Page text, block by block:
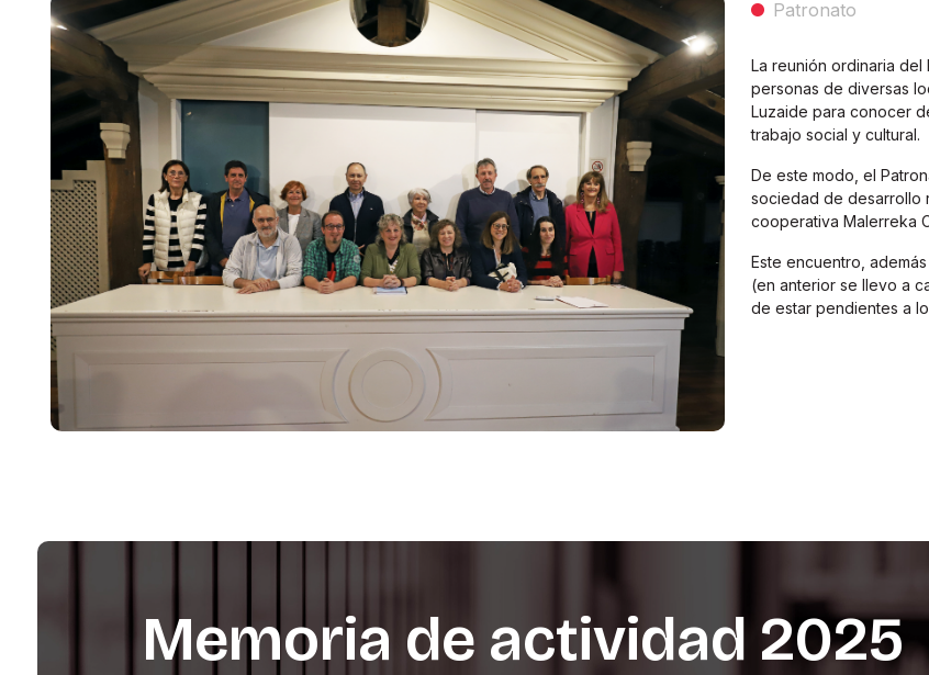
Patronato
La reunión ordinaria
personas de diversas
Luzaide para conocer
trabajo social y cultural.
De este modo, el
sociedad de desarrollo
cooperativa Malerreka
Este encuentro,
(en anterior se llevo a
de estar pendientes a
Memoria de actividad 2025